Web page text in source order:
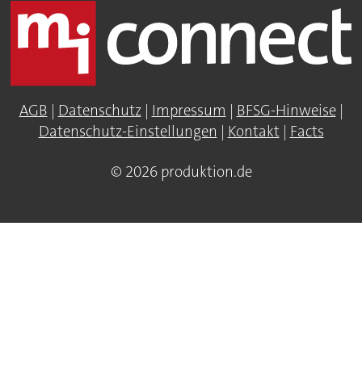
AGB Datenschutz| Impressum BFSG-Hinweise|
Datenschutz-Einstellungen
Kontakt| Facts
© 2026 produktion.de